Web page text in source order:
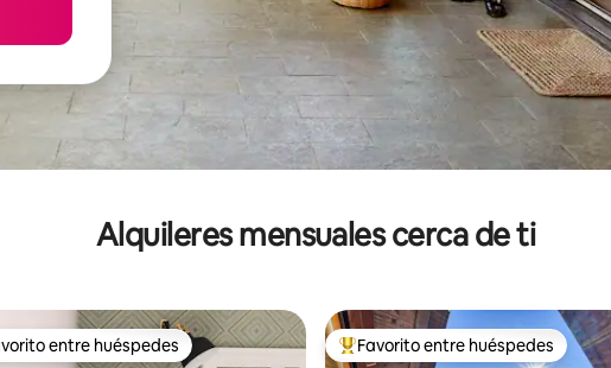
Alquileres mensuales cerca de ti
entre huéspedes
entre huéspedes Favorito entre huéspedes preferido
Favorito entre huéspedes